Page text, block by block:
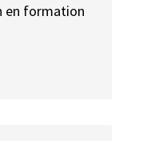
en formation